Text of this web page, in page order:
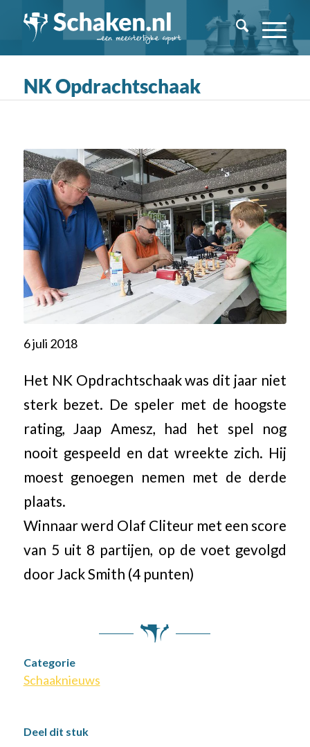
NK Opdrachtschaak
6 juli 2018
Het NK Opdrachtschaak was dit jaar niet
sterk bezet. De speler met de hoogste
rating, Jaap Amesz, had het spel nog
nooit gespeeld en dat wreekte zich. Hij
moest genoegen nemen met de derde
plaats.
Winnaar werd Olaf Cliteur met een score
van 5 uit 8 partijen, op de voet gevolgd
door Jack Smith (4 punten)
Categorie
Schaaknieuws
Deel dit stuk